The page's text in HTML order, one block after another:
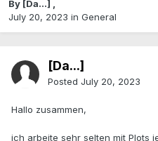
By [Da...] ,
July 20, 2023 in General
[Da...]
Posted July 20, 2023
Hallo zusammen,
ich arbeite sehr selten mit Plots